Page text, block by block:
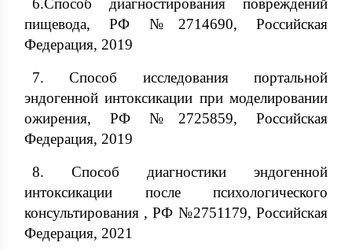
6.Способ диагностирования повреждений
пищевода, РФ №2714690, Российская
Федерация, 2019
7. Способ исследования портальной
эндогенной интоксикации при моделировании
ожирения, РФ №2725859, Российская
Федерация, 2019
8. Способ диагностики эндогенной
интоксикации после психологического
консультирования , РФ №2751179, Российская
Федерация, 2021